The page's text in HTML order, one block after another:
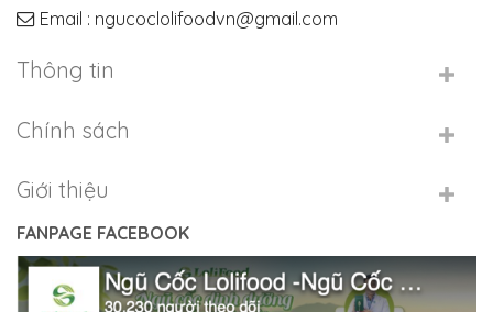
Email : ngucoclolifoodvn@gmail.com
Thông tin
Chính sách
Giới thiệu
FANPAGE FACEBOOK